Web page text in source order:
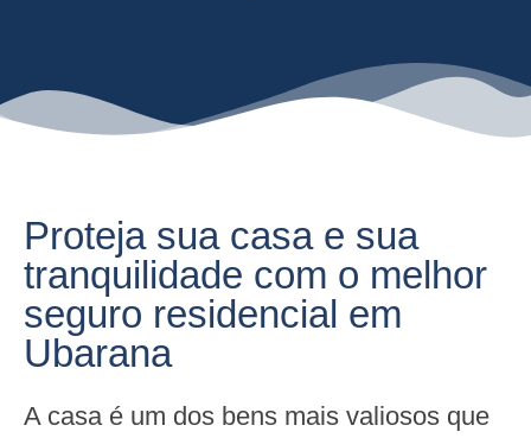
Proteja sua casa e sua
tranquilidade com o melhor
seguro residencial em
Ubarana
A casa é um dos bens mais valiosos que